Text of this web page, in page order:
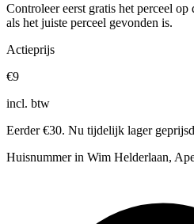
Controleer eerst gratis het perceel op
als het juiste perceel gevonden is.
Actieprijs
€9
incl. btw
Eerder €30. Nu tijdelijk lager geprijsd
Huisnummer in Wim Helderlaan,